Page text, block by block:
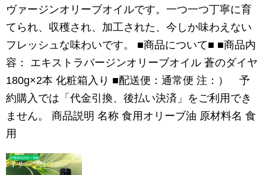
ヴァージンオリーブオイルです。一つ一つ丁寧に育
てられ、収穫され、加工された、今しか味わえない
フレッシュな味わいです。 ■商品について■ ■商品内
容： エキストラバージンオリーブオイル 蒼のダイヤ
180g×2本 化粧箱入り ■配送便：通常便 注：） 予
約購入では「代金引換、後払い決済」をご利用でき
ません。 商品説明 名称 食用オリーブ油 原材料名 食
用